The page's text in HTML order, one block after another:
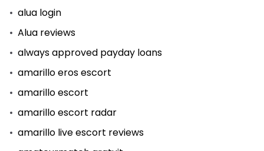
alua login
Alua reviews
always approved payday loans
amarillo eros escort
amarillo escort
amarillo escort radar
amarillo live escort reviews